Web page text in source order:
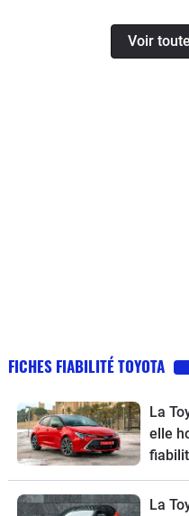
Voir
FICHES FIABILITÉ TOYOTA
La
elle
La